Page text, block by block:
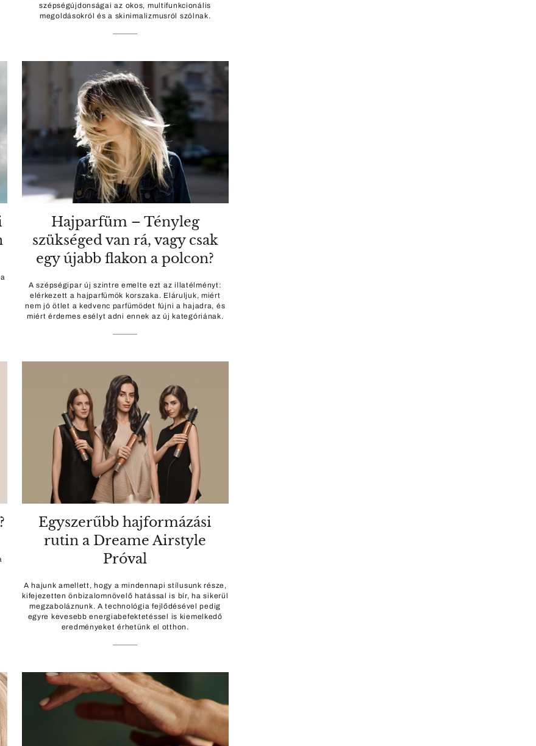
szépségújdonságai az okos, multifunkcionális
megoldásokról és a skinimalizmusról szólnak.
Hajparfüm – Tényleg
szükséged van rá, vagy csak
egy újabb flakon a polcon?
A szépségipar új szintre emelte ezt az illatélményt:
elérkezett a hajparfümök korszaka. Eláruljuk, miért
nem jó ötlet a kedvenc parfümödet fújni a hajadra, és
miért érdemes esélyt adni ennek az új kategóriának.
Egyszerűbb hajformázási
rutin a Dreame Airstyle
Próval
A hajunk amellett, hogy a mindennapi stílusunk része,
kifejezetten önbizalomnövelő hatással is bír, ha sikerül
megzaboláznunk. A technológia fejlődésével pedig
egyre kevesebb energiabefektetéssel is kiemelkedő
eredményeket érhetünk el otthon.